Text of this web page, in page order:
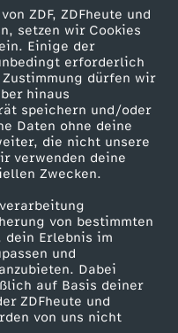
ZDF, ZDFheute und
setzen wir Cookies
Einige der
erforderlich
dürfen wir
hinaus
speichern und/oder
Daten ohne deine
die nicht unsere
verwenden deine
Zwecken.
von bestimmten
Erlebnis im
und
Dabei
auf Basis deiner
ZDFheute und
von uns nicht
zum ZDF